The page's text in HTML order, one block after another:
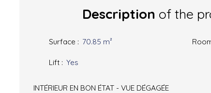
Description of the
Surface : 70.85 m²
Lift : Yes
INTÉRIEUR EN BON ÉTAT - VUE DÉGAGÉE